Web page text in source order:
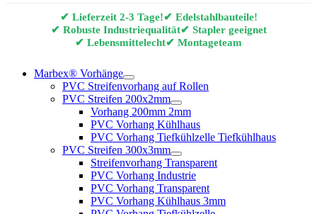
✔ Lieferzeit 2-3 Tage!✔ Edelstahlbauteile!
✔ Robuste Industriequalität✔ Stapler geeignet
✔ Lebensmittelecht✔ Montageteam
Marbex® Vorhänge
PVC Streifenvorhang auf Rollen
PVC Streifen 200x2mm
Vorhang 200mm 2mm
PVC Vorhang Kühlhaus
PVC Vorhang Tiefkühlzelle Tiefkühlhaus
PVC Streifen 300x3mm
Streifenvorhang Transparent
PVC Vorhang Industrie
PVC Vorhang Transparent
PVC Vorhang Kühlhaus 3mm